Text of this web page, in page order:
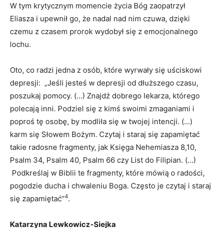
W tym krytycznym momencie życia Bóg zaopatrzył
Eliasza i upewnił go, że nadal nad nim czuwa, dzięki
czemu z czasem prorok wydobył się z emocjonalnego
lochu.
Oto, co radzi jedna z osób, które wyrwały się uściskowi
depresji: „Jeśli jesteś w depresji od dłuższego czasu,
poszukaj pomocy. (…) Znajdź dobrego lekarza, którego
polecają inni. Podziel się z kimś swoimi zmaganiami i
poproś tę osobę, by modliła się w twojej intencji. (…)
karm się Słowem Bożym. Czytaj i staraj się zapamiętać
takie radosne fragmenty, jak Księga Nehemiasza 8,10,
Psalm 34, Psalm 40, Psalm 66 czy List do Filipian. (…)
Podkreślaj w Biblii te fragmenty, które mówią o radości,
pogodzie ducha i chwaleniu Boga. Często je czytaj i staraj
się zapamiętać”4.
Katarzyna Lewkowicz-Siejka